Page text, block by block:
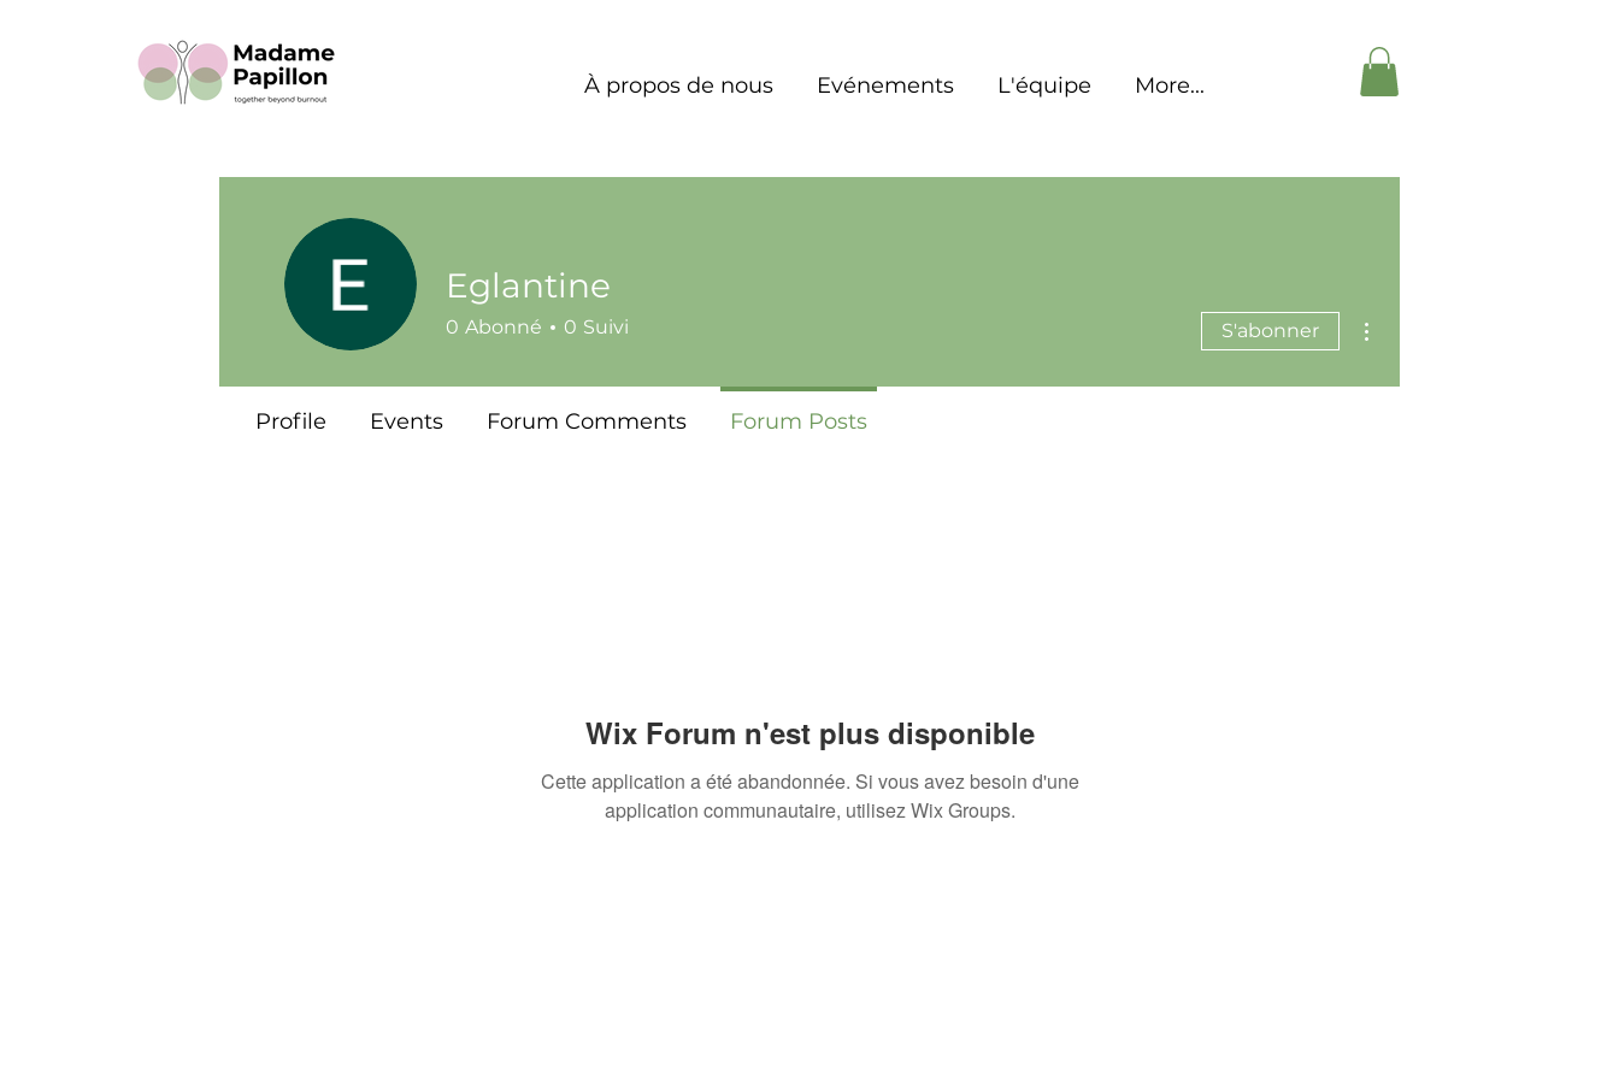
À propos de nous Evénements L'équipe More...
Wix Forum n'est plus disponible
Cette application a été abandonnée. Si vous avez besoin d'une
application communautaire, utilisez Wix Groups.
Eglantine
0 Abonné 0 Suivi S'abonner
Profile Events Forum Comments Forum Posts